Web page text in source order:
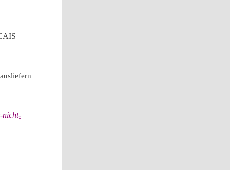
nicht-